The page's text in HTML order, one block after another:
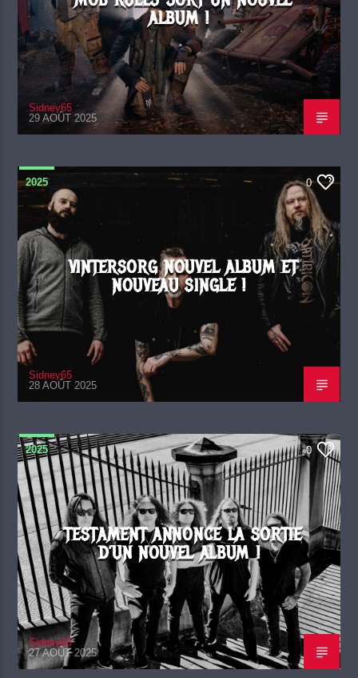
ALBUM !
Sidney65
29 AOÛT 2025
2025 0
VINTERSORG NOUVEL ALBUM ET
NOUVEAU SINGLE !
Sidney65
28 AOÛT 2025
2025 0
TESTAMENT ANNONCE LA SORTIE
D’UN NOUVEL ALBUM !
Sidney65
27 AOÛT 2025